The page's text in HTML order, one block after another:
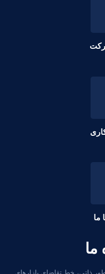
ما
ما